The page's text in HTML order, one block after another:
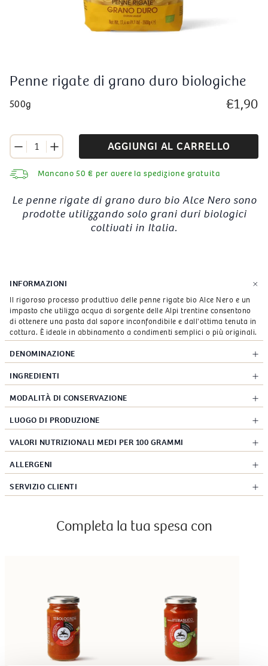
Penne rigate di grano duro biologiche
500g
Prezzo
listino
€1,90
Rimuovi un pezzo
1
Quantità AGGIUNGI AL CARRELLO
Mancano50€ per avere la spedizione gratuita
Le penne rigate di grano duro bio Alce Nero sono
prodotte utilizzando solo grani duri biologici
coltivati in Italia.
nel
carrello
INFORMAZIONI
Il rigoroso processo produttivo delle penne rigate bio Alce Nero e un
impasto che utilizza acqua di sorgente delle Alpi trentine consentono
di ottenere una pasta dal sapore inconfondibile e dall'ottima tenuta in
cottura. È ideale in abbinamento a condimenti semplici o più originali.
DENOMINAZIONE
INGREDIENTI
MODALITÀ DI CONSERVAZIONE
LUOGO DI PRODUZIONE
VALORI NUTRIZIONALI MEDI PER 100 GRAMMI
ALLERGENI
SERVIZIO CLIENTI
Completa la tua spesa con